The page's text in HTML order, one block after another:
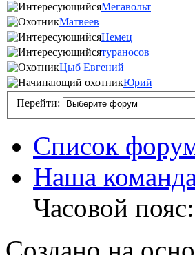
Мегавольт
Матвеев
Немец
тураносов
Цыб Евгений
Юрий
Перейти:
Список
Наша
Часовой